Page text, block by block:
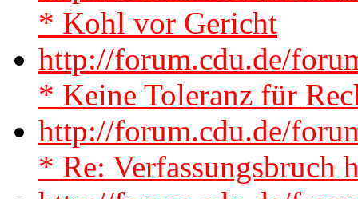
* Kohl vor Gericht
http://forum.cdu.de/
* Keine Toleranz für
http://forum.cdu.de/
* Re: Verfassungsbruch